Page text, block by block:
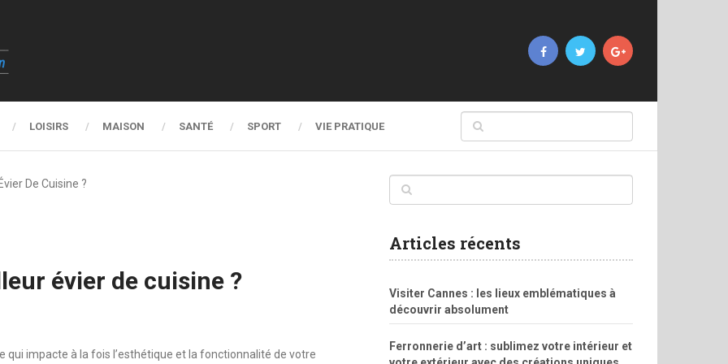
LOISIRS MAISON SANTÉ SPORT VIE PRATIQUE
De Cuisine ?
évier de cuisine ?
qui impacte à la fois l’esthétique et la fonctionnalité de votre
Articles récents
Visiter Cannes : les lieux emblématiques à
découvrir absolument
Ferronnerie d’art : sublimez votre intérieur et